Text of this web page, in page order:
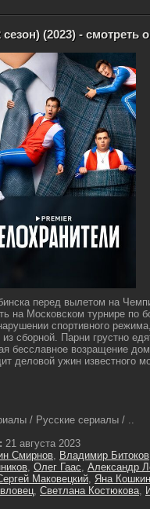
(2023) - смотреть
перед вылетом на
на Московском турнире по
спортивного
сборной. Парни грустно
бесславное возращение
деловой ужин известного
/ Русские сериалы / ..
21 августа 2023
Смирнов, Владимир Битоков
, Олег Гаас, Александр
Маковецкий, Яна
, Светлана Костюкова,